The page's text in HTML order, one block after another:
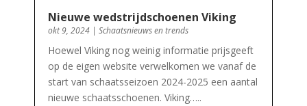
Nieuwe wedstrijdschoenen Viking
okt 9, 2024| Schaatsnieuws en trends
Hoewel Viking nog weinig informatie prijsgeeft
op de eigen website verwelkomen we vanaf de
start van schaatsseizoen 2024-2025 een aantal
nieuwe schaatsschoenen. Viking…..